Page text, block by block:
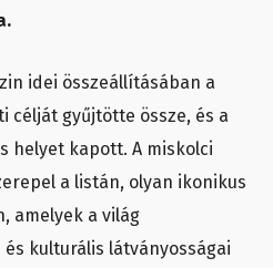
idei összeállításában a
célját gyűjtötte össze, és a
helyet kapott. A miskolci
a listán, olyan ikonikus
amelyek a világ
kulturális látványosságai